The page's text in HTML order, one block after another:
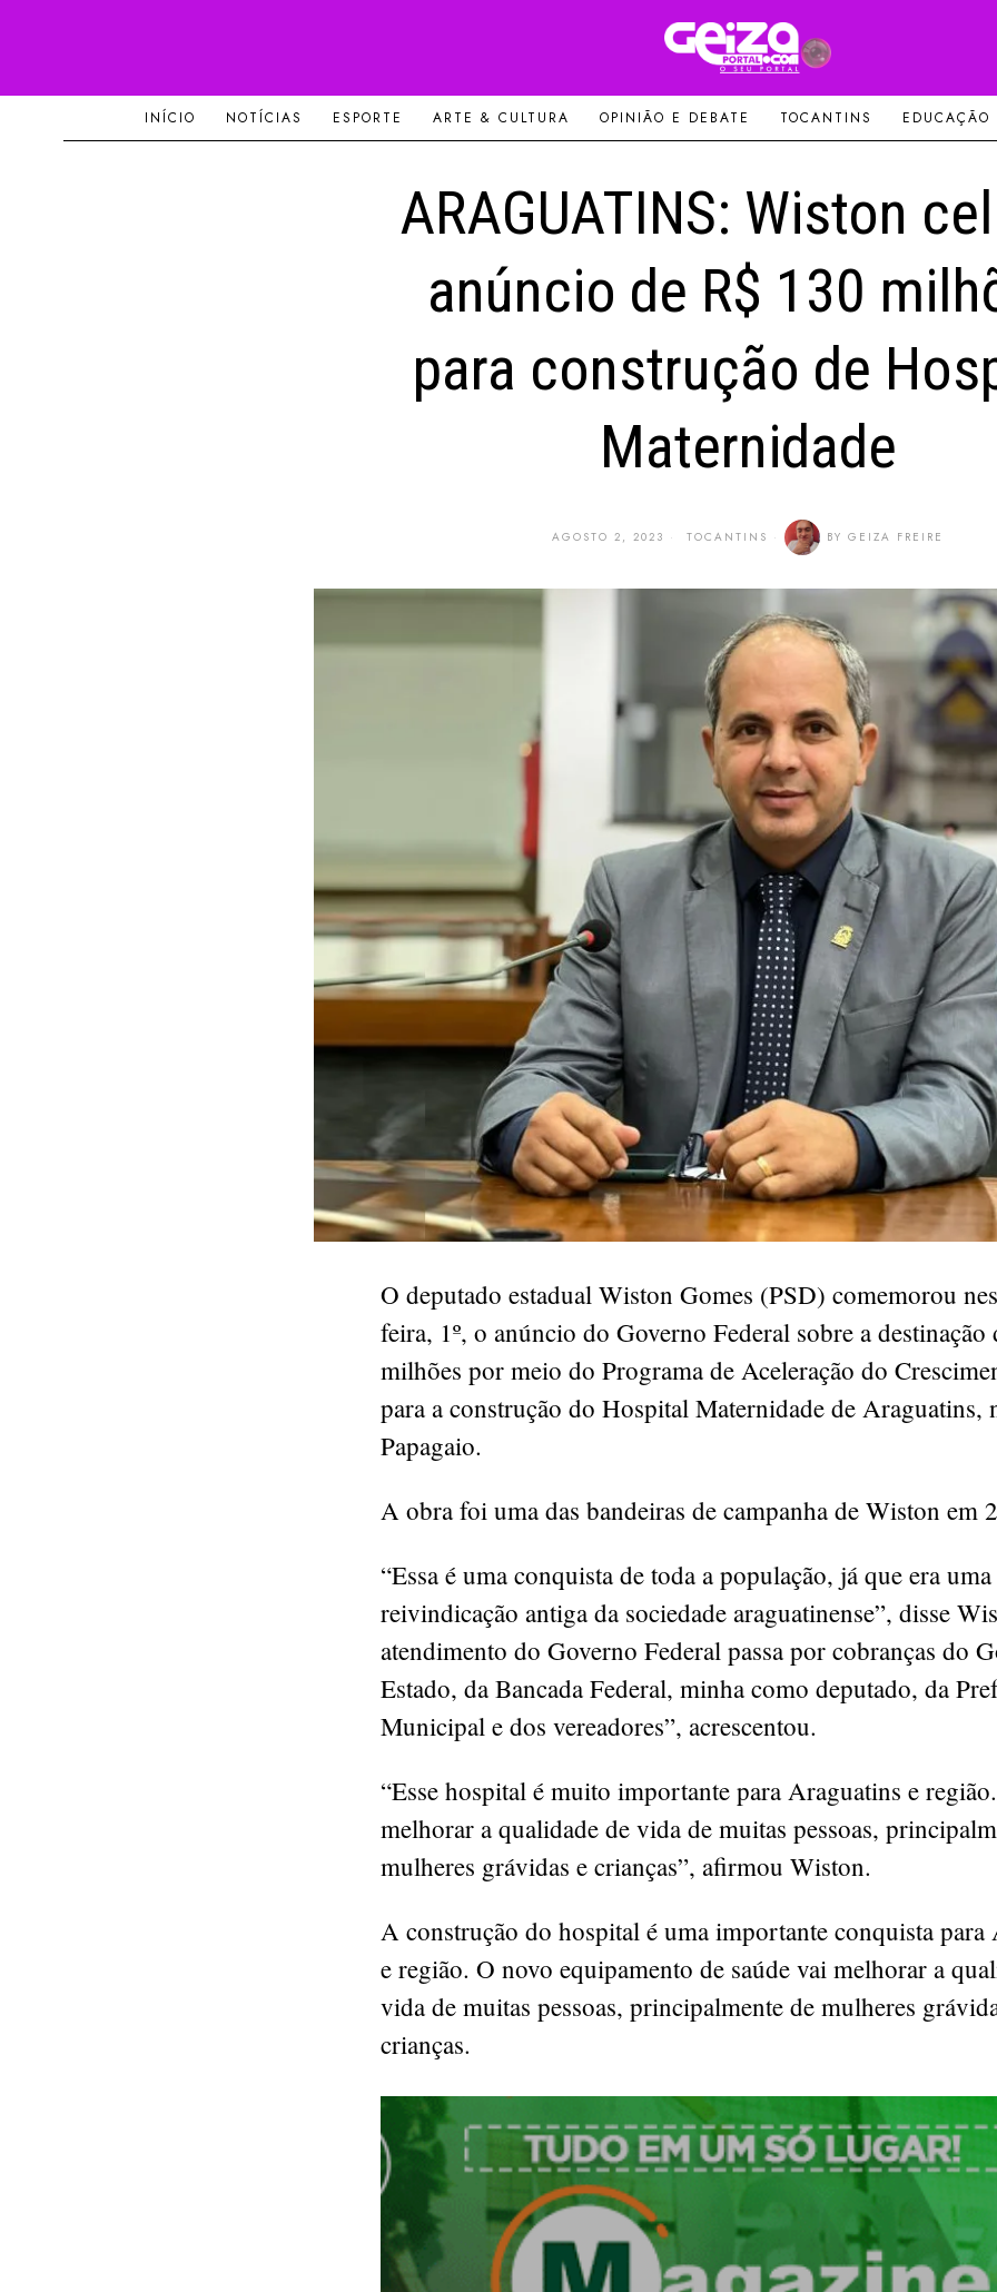
INÍCIO NOTÍCIAS ESPORTE ARTE & CULTURA OPINIÃO E DEBATE TOCANTINS EDUCAÇÃO
ARAGUATINS: Wiston
anúncio de R$ 130
para construção de
Maternidade
AGOSTO 2, 2023 TOCANTINS BY GEIZA FREIRE
O deputado estadual Wiston Gomes (PSD) comemorou
feira, 1º, o anúncio do Governo Federal sobre a destinação
milhões por meio do Programa de Aceleração do
para a construção do Hospital Maternidade de Araguatins,
Papagaio.
A obra foi uma das bandeiras de campanha de Wiston em
“Essa é uma conquista de toda a população, já que era uma
reivindicação antiga da sociedade araguatinense”, disse
atendimento do Governo Federal passa por cobranças do
Estado, da Bancada Federal, minha como deputado, da
Municipal e dos vereadores”, acrescentou.
“Esse hospital é muito importante para Araguatins e
melhorar a qualidade de vida de muitas pessoas,
mulheres grávidas e crianças”, afirmou Wiston.
A construção do hospital é uma importante conquista para
e região. O novo equipamento de saúde vai melhorar a
vida de muitas pessoas, principalmente de mulheres
crianças.